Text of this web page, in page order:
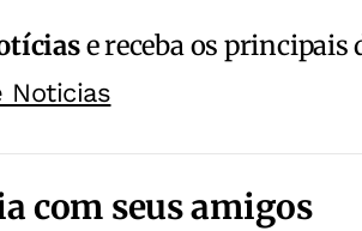
e receba os principais
Noticias
com seus amigos